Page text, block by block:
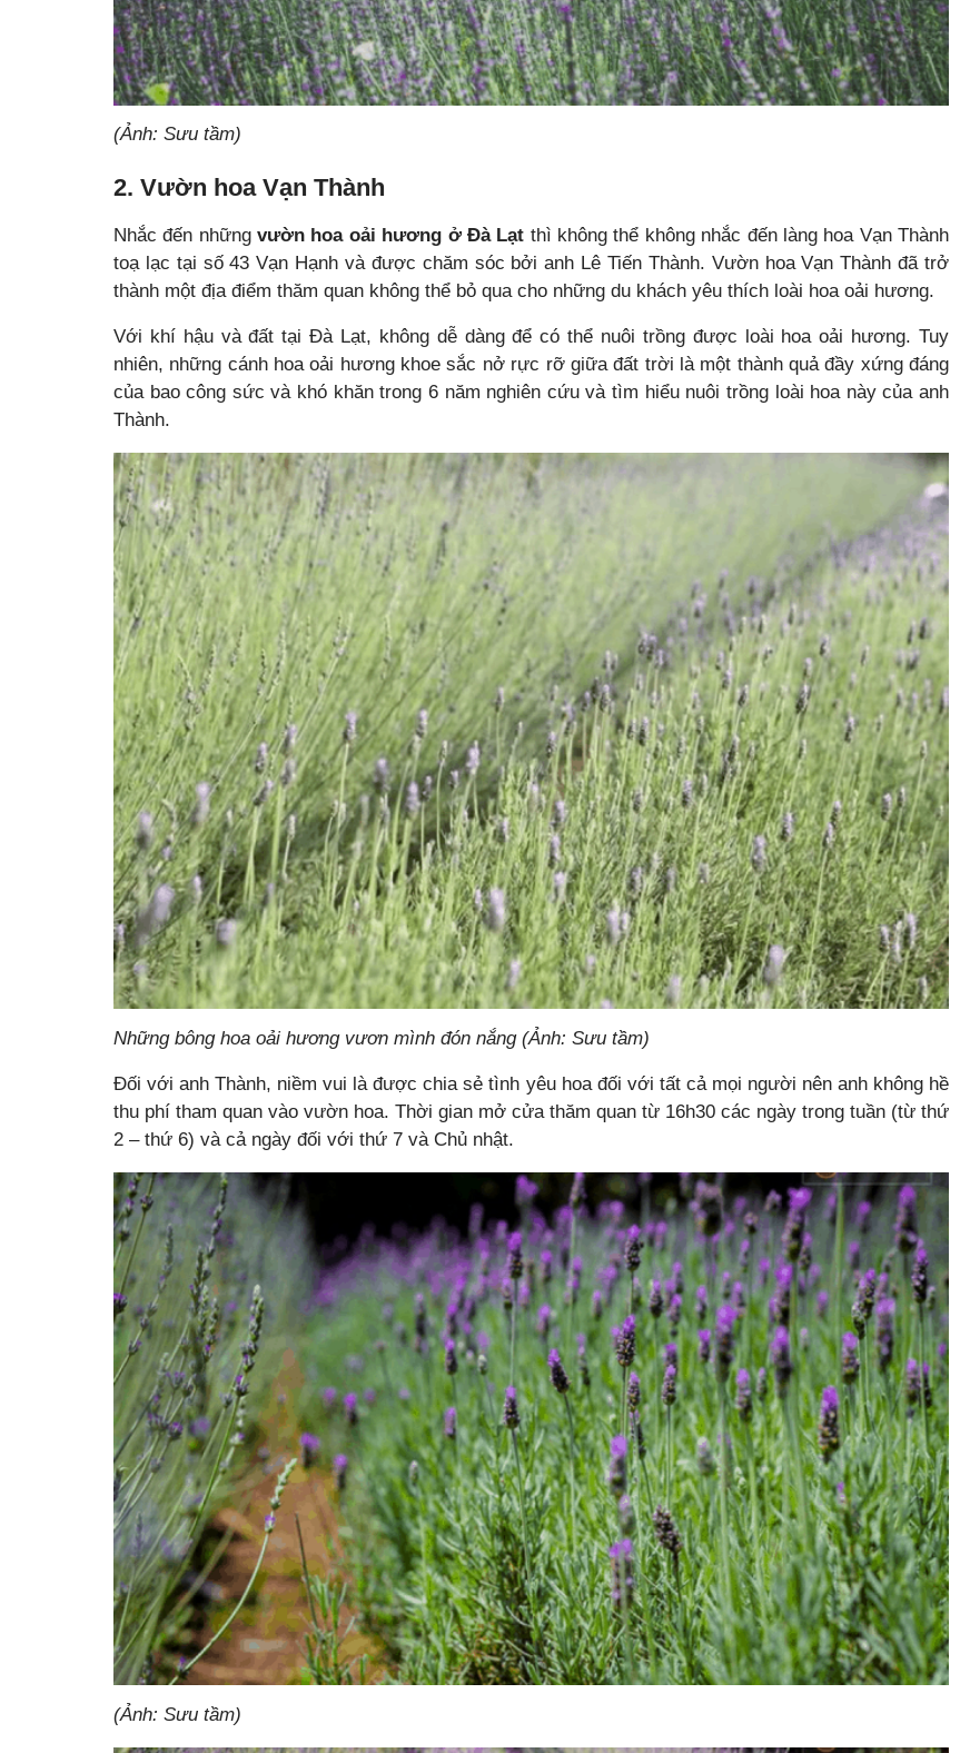
(Ảnh: Sưu tầm)
2. Vườn hoa Vạn Thành
Nhắc đến nhữngvườn hoa oải hương ở Đà Lạt thì không thể không nhắc đến làng hoa Vạn Thành
toạ lạc tại số 43 Vạn Hạnh và được chăm sóc bởi anh Lê Tiến Thành. Vườn hoa Vạn Thành đã trở
thành một địa điểm thăm quan không thể bỏ qua cho những du khách yêu thích loài hoa oải hương.
Với khí hậu và đất tại Đà Lạt, không dễ dàng để có thể nuôi trồng được loài hoa oải hương. Tuy
nhiên, những cánh hoa oải hương khoe sắc nở rực rỡ giữa đất trời là một thành quả đầy xứng đáng
của bao công sức và khó khăn trong 6 năm nghiên cứu và tìm hiểu nuôi trồng loài hoa này của anh
Thành.
Những bông hoa oải hương vươn mình đón nắng (Ảnh: Sưu tầm)
Đối với anh Thành, niềm vui là được chia sẻ tình yêu hoa đối với tất cả mọi người nên anh không hề
thu phí tham quan vào vườn hoa. Thời gian mở cửa thăm quan từ 16h30 các ngày trong tuần (từ thứ
2 – thứ 6) và cả ngày đối với thứ 7 và Chủ nhật.
(Ảnh: Sưu tầm)